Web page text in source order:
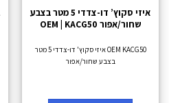
איזי סקוץ’ דו-צדדי 5 מטר בצבע
שחור/אפור OEM | KACG50
OEM KACG50 איזי סקוץ' דו-צדדי 5 מטר
בצבע שחור/אפור